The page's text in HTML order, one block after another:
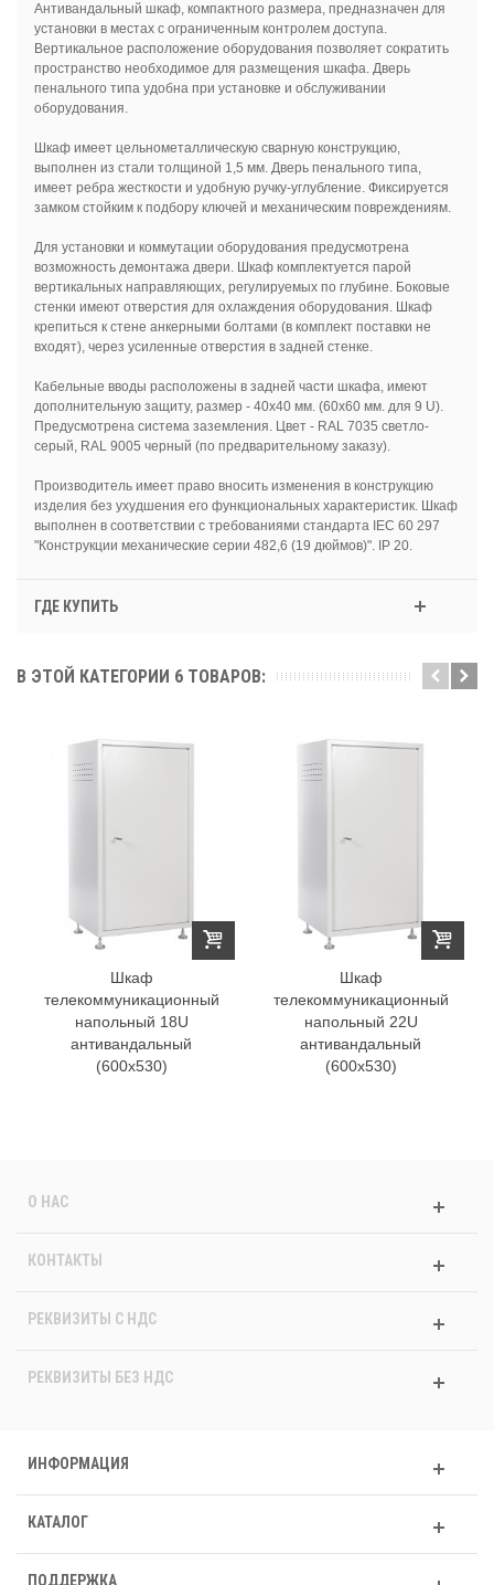
Антивандальный шкаф, компактного размера, предназначен для
установки в местах с ограниченным контролем доступа.
Вертикальное расположение оборудования позволяет сократить
пространство необходимое для размещения шкафа. Дверь
пенального типа удобна при установке и обслуживании
оборудования.
Шкаф имеет цельнометаллическую сварную конструкцию,
выполнен из стали толщиной 1,5 мм. Дверь пенального типа,
имеет ребра жесткости и удобную ручку-углубление. Фиксируется
замком стойким к подбору ключей и механическим повреждениям.
Для установки и коммутации оборудования предусмотрена
возможность демонтажа двери. Шкаф комплектуется парой
вертикальных направляющих, регулируемых по глубине. Боковые
стенки имеют отверстия для охлаждения оборудования. Шкаф
крепиться к стене анкерными болтами (в комплект поставки не
входят), через усиленные отверстия в задней стенке.
Кабельные вводы расположены в задней части шкафа, имеют
дополнительную защиту, размер - 40х40 мм. (60х60 мм. для 9 U).
Предусмотрена система заземления. Цвет - RAL 7035 светло-
серый, RAL 9005 черный (по предварительному заказу).
Производитель имеет право вносить изменения в конструкцию
изделия без ухудшения его функциональных характеристик. Шкаф
выполнен в соответствии с требованиями стандарта IEC 60 297
"Конструкции механические серии 482,6 (19 дюймов)". IP 20.
ГДЕ КУПИТЬ
В ЭТОЙ КАТЕГОРИИ 6 ТОВАРОВ:
Шкаф
телекоммуникационный
напольный 18U
антивандальный
(600х530)
Шкаф
телекоммуникационный
напольный 22U
антивандальный
(600х530)
О НАС
КОНТАКТЫ
РЕКВИЗИТЫ C НДС
РЕКВИЗИТЫ БЕЗ НДС
ИНФОРМАЦИЯ
КАТАЛОГ
ПОДДЕРЖКА